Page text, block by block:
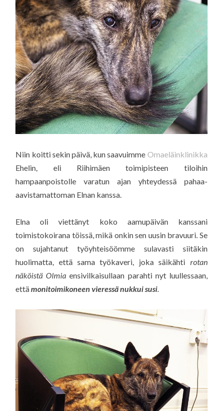
Niin koitti sekin päivä, kun saavuimme Omaeläinklinikka
Ehelin, eli Riihimäen toimipisteen tiloihin
hampaanpoistolle varatun ajan yhteydessä pahaa-
aavistamattoman Elnan kanssa.
Elna oli viettänyt koko aamupäivän kanssani
toimistokoirana töissä, mikä onkin sen uusin bravuuri. Se
on sujahtanut työyhteisöömme sulavasti siitäkin
huolimatta, että sama työkaveri, joka säikähti rotan
näköistä Olmia ensivilkaisullaan parahti nyt luullessaan,
ettämonitoimikoneen vieressä nukkui susi.